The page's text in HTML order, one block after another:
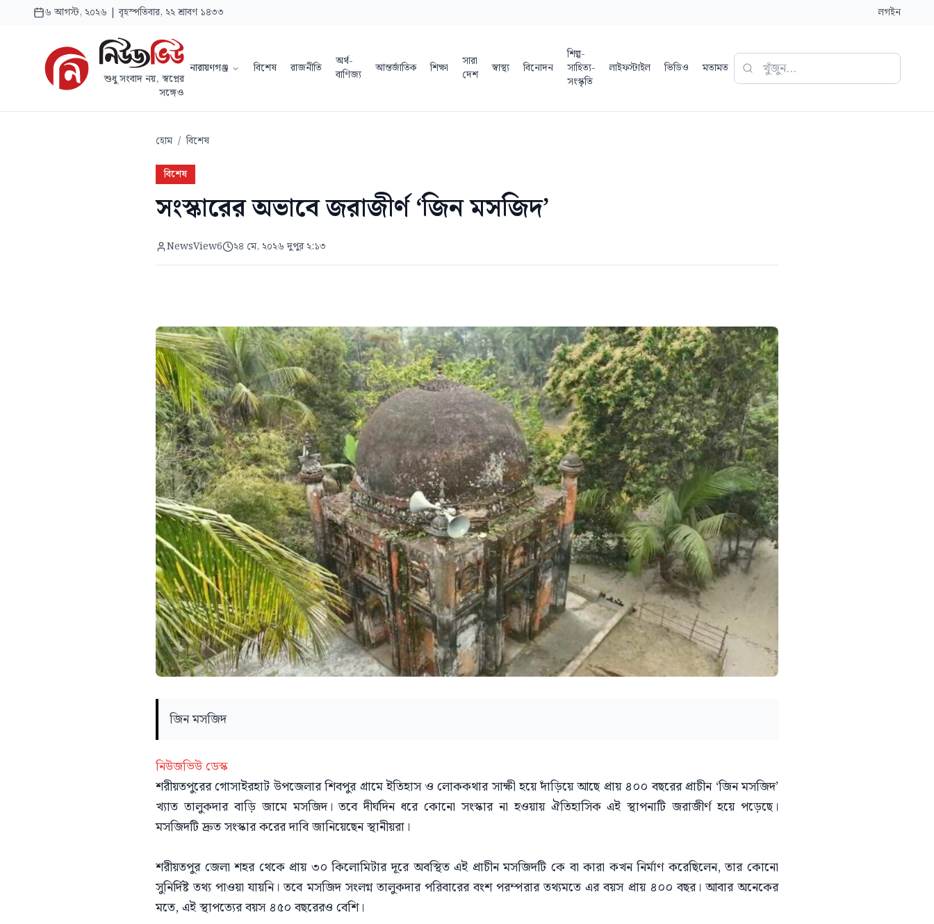
৬ আগস্ট, ২০২৬ | বৃহস্পতিবার, ২২ শ্রাবণ ১৪৩৩ লগইন
শুধু সংবাদ নয়, স্বপ্নের
সঙ্গেও
নারায়ণগঞ্জ বিশেষ রাজনীতি
অর্থ-
বাণিজ্য
আন্তর্জাতিক শিক্ষা
সারা
দেশ
স্বাস্থ্য বিনোদন
শিল্প-
সাহিত্য-
সংস্কৃতি
লাইফস্টাইল ভিডিও মতামত
হোম / বিশেষ
বিশেষ
সংস্কারের অভাবে জরাজীর্ণ ‘জিন মসজিদ’
NewsView6 ২৪ মে, ২০২৬ দুপুর ২:১৩
জিন মসজিদ
নিউজভিউ ডেস্ক
শরীয়তপুরের গোসাইরহাট উপজেলার শিবপুর গ্রামে ইতিহাস ও লোককথার সাক্ষী হয়ে দাঁড়িয়ে আছে প্রায় ৪০০ বছরের প্রাচীন ‘জিন মসজিদ’
খ্যাত তালুকদার বাড়ি জামে মসজিদ। তবে দীর্ঘদিন ধরে কোনো সংস্কার না হওয়ায় ঐতিহাসিক এই স্থাপনাটি জরাজীর্ণ হয়ে পড়েছে।
মসজিদটি দ্রুত সংস্কার করের দাবি জানিয়েছেন স্থানীয়রা।
শরীয়তপুর জেলা শহর থেকে প্রায় ৩০ কিলোমিটার দূরে অবস্থিত এই প্রাচীন মসজিদটি কে বা কারা কখন নির্মাণ করেছিলেন, তার কোনো
সুনির্দিষ্ট তথ্য পাওয়া যায়নি। তবে মসজিদ সংলগ্ন তালুকদার পরিবারের বংশ পরম্পরার তথ্যমতে এর বয়স প্রায় ৪০০ বছর। আবার অনেকের
মতে, এই স্থাপত্যের বয়স ৪৫০ বছরেরও বেশি।